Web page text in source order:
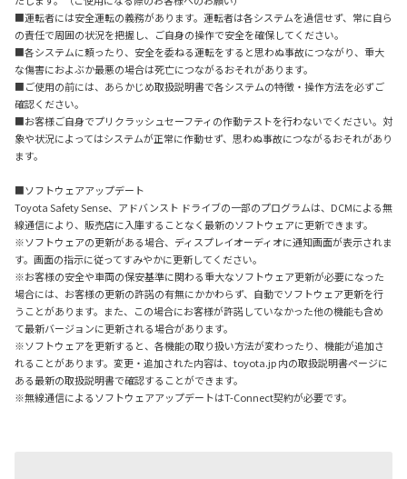
■運転者には安全運転の義務があります。運転者は各システムを過信せず、常に自ら
の責任で周囲の状況を把握し、ご自身の操作で安全を確保してください。
■各システムに頼ったり、安全を委ねる運転をすると思わぬ事故につながり、重大
な傷害におよぶか最悪の場合は死亡につながるおそれがあります。
■ご使用の前には、あらかじめ取扱説明書で各システムの特徴・操作方法を必ずご
確認ください。
■お客様ご自身でプリクラッシュセーフティの作動テストを行わないでください。対
象や状況によってはシステムが正常に作動せず、思わぬ事故につながるおそれがあり
ます。
■ソフトウェアアップデート
Toyota Safety Sense、アドバンスト ドライブの一部のプログラムは、DCMによる無
線通信により、販売店に入庫することなく最新のソフトウェアに更新できます。
※ソフトウェアの更新がある場合、ディスプレイオーディオに通知画面が表示されま
す。画面の指示に従ってすみやかに更新してください。
※お客様の安全や車両の保安基準に関わる重大なソフトウェア更新が必要になった
場合には、お客様の更新の許諾の有無にかかわらず、自動でソフトウェア更新を行
うことがあります。また、この場合にお客様が許諾していなかった他の機能も含め
て最新バージョンに更新される場合があります。
※ソフトウェアを更新すると、各機能の取り扱い方法が変わったり、機能が追加さ
れることがあります。変更・追加された内容は、toyota.jp 内の取扱説明書ページに
ある最新の取扱説明書で確認することができます。
※無線通信によるソフトウェアアップデートはT-Connect契約が必要です。